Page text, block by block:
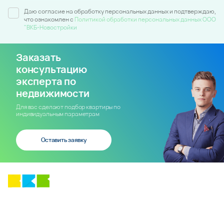
Даю согласие на обработку персональных данных и подтверждаю,
что ознакомлен c Политикой обработки персональных данных ООО
"ВКБ-Новостройки
Заказать
консультацию
эксперта по
недвижимости
Для вас сделают подбор квартиры по
индивидуальным параметрам
Оставить заявку